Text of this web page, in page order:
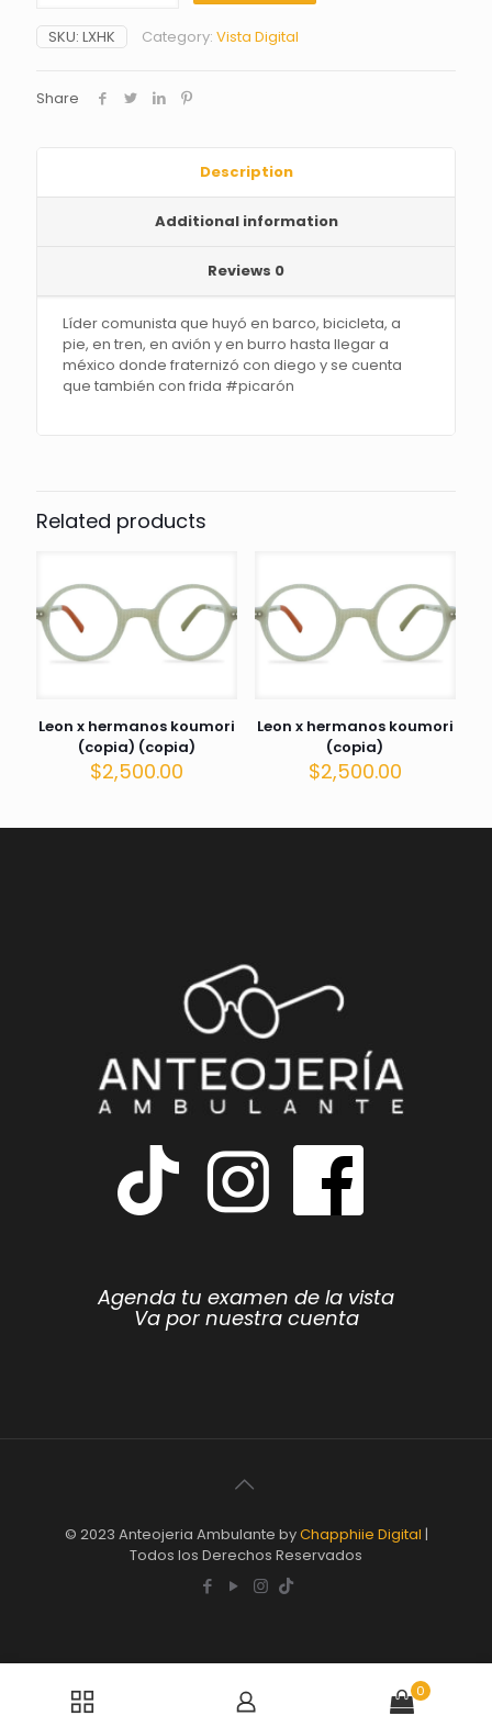
koumori
quantity
SKU: LXHK Category: Vista Digital
Share
Description
Additional information
Reviews 0
Líder comunista que huyó en barco, bicicleta, a
pie, en tren, en avión y en burro hasta llegar a
méxico donde fraternizó con diego y se cuenta
que también con frida #picarón
Related products
Leon x hermanos koumori
(copia) (copia)
$2,500.00
Leon x hermanos koumori
(copia)
$2,500.00
Agenda tu examen de la vista
Va por nuestra cuenta
© 2023 Anteojeria Ambulante byChapphiie Digital |
Todos los Derechos Reservados
0